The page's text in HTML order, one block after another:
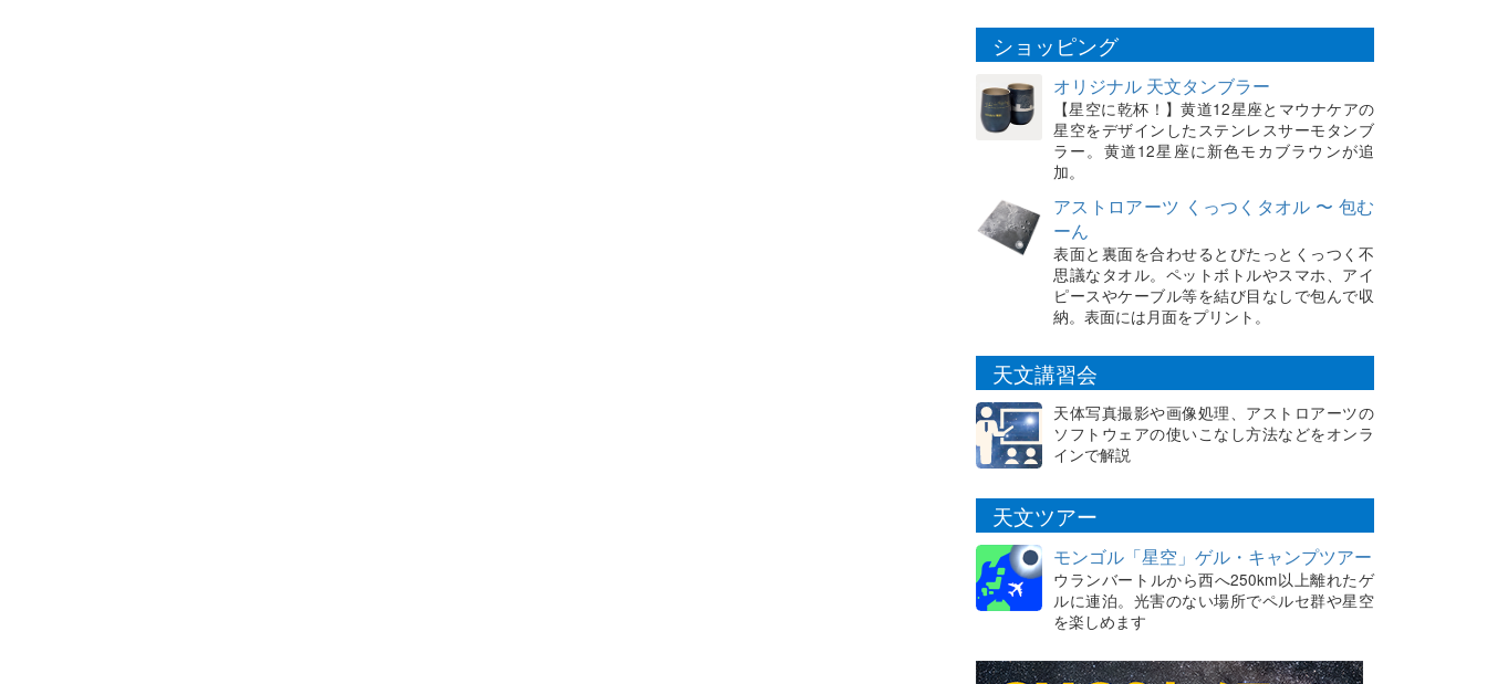
ショッピング
オリジナル 天文タンブラー
【星空に乾杯！】黄道12星座とマウナケアの
星空をデザインしたステンレスサーモタンブ
ラー。黄道12星座に新色モカブラウンが追
加。
アストロアーツ くっつくタオル 〜 包む
ーん
表面と裏面を合わせるとぴたっとくっつく不
思議なタオル。ペットボトルやスマホ、アイ
ピースやケーブル等を結び目なしで包んで収
納。表面には月面をプリント。
天文講習会
天体写真撮影や画像処理、アストロアーツの
ソフトウェアの使いこなし方法などをオンラ
インで解説
天文ツアー
モンゴル「星空」ゲル・キャンプツアー
ウランバートルから西へ250km以上離れたゲ
ルに連泊。光害のない場所でペルセ群や星空
を楽しめます